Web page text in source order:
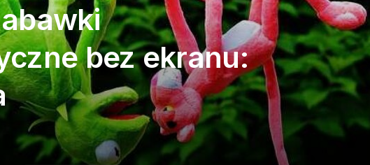
bez ekranu: